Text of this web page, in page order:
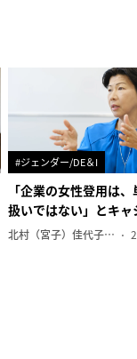
#ジェンダー/DE＆I
「企業の女性登用は
扱いではない」とキャ
北村（宮子）佳代子（オルタナ輪番編集長）